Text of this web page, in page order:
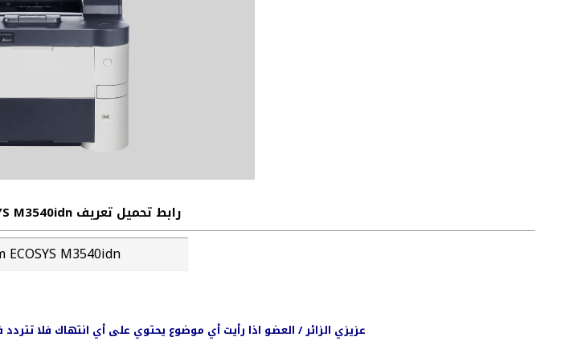
رابط تحميل تعريف ECOSYS M3540idn اضغط هنا
M3540idn
عزيزي الزائر / العضو اذا رأيت أي موضوع يحتوي على أي انتهاك فلا